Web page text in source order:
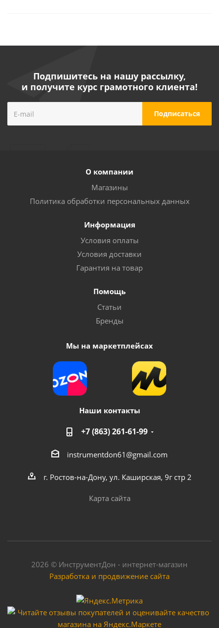
Подпишитесь на нашу рассылку,
и получите курс грамотного клиента!
О компании
Магазины
Политика обработки персональных данных
Информация
Условия оплаты
Условия доставки
Гарантия на товар
Помощь
Статьи
Бренды
Мы на маркетплейсах
Наши контакты
+7 (863) 261-61-99
instrumentdon61@gmail.com
г. Ростов-на-Дону, ул. Каширская, 9г стр 2
Карта сайта
2026 © ИнструментДон - интернет-магазин
Разработка и продвижение сайта